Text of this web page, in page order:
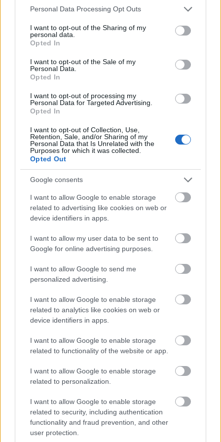
Please note that this website/app uses one or more Google
not limited to your visit or usage behaviour. You may click to
grant or deny consent to Google and its third-party tags to
use your data for below specified purposes in below Google
consent section.
Personal Data Processing Opt Outs
I want to opt-out of the Sharing of my
personal data.
Opted In
I want to opt-out of the Sale of my
Personal Data.
Opted In
I want to opt-out of processing my
Personal Data for Targeted Advertising.
Opted In
I want to opt-out of Collection, Use,
Retention, Sale, and/or Sharing of my
Personal Data that Is Unrelated with the
Purposes for which it was collected.
Opted Out
Google consents
I want to allow Google to enable storage
related to advertising like cookies on web or
device identifiers in apps.
I want to allow my user data to be sent to
Google for online advertising purposes.
I want to allow Google to send me
personalized advertising.
I want to allow Google to enable storage
related to analytics like cookies on web or
device identifiers in apps.
I want to allow Google to enable storage
related to functionality of the website or app.
I want to allow Google to enable storage
related to personalization.
I want to allow Google to enable storage
related to security, including authentication
functionality and fraud prevention, and other
user protection.
előadás elején – de szerencsére nem ez a jellemző.
Mindig megtisztelik figyelmükkel a játékosaimat, akikről
beszélek és mindig megtisztelnek engem is. A vízilabda
Magyarországon különös helyet foglal el az emberek
szívében. Érdemes megfigyelni azt, hogy ha valaki nem
tud megnézni egy meccset és felhívja a barátját az
nyertünk!”. Nem „nyertek”, nem „nyert a magyar
válogatott”, hanem „mi nyertünk!”, mi mindannyian. A
drukkol a szurkoló, de a csapattal azonosulni is tud. Ez a
legnagyobb csoda.
konferenciákon. Melyek a legemlékezetesebbek,
mitől szerethető egy szálloda, egy
konferenciahelyszín?
– Tartottam előadást Erdélyben, Felvidéken, Athénban,
Barcelonában, Madridban, Manchesterben, de
Ausztráliában, Új-Zélandon, Mexikóban vagy az USA-ban
többször is, remélem ezt senki sem dicsekvésnek
értékeli, ez a válaszom a kérdésre. A